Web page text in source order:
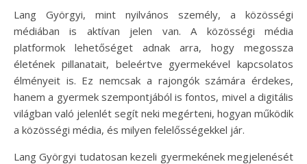
Lang Györgyi, mint nyilvános személy, a közösségi
médiában is aktívan jelen van. A közösségi média
platformok lehetőséget adnak arra, hogy megossza
életének pillanatait, beleértve gyermekével kapcsolatos
élményeit is. Ez nemcsak a rajongók számára érdekes,
hanem a gyermek szempontjából is fontos, mivel a digitális
világban való jelenlét segít neki megérteni, hogyan működik
a közösségi média, és milyen felelősségekkel jár.
Lang Györgyi tudatosan kezeli gyermekének megjelenését